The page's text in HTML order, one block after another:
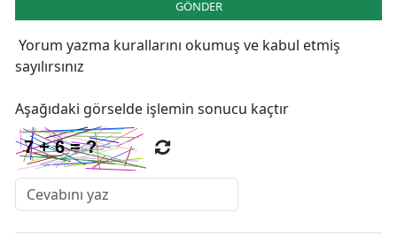
GÖNDER
Yorum yazma kurallarını okumuş ve kabul etmiş
sayılırsınız
Aşağıdaki görselde işlemin sonucu kaçtır